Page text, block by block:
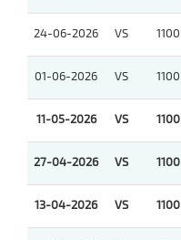
24-06-2026 VS 1100
01-06-2026 VS 1100
11-05-2026 VS 1100
27-04-2026 VS 1100
13-04-2026 VS 1100